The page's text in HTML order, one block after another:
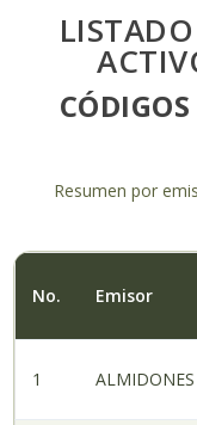
Resumen por
No. Emisor
1 ALMIDONES